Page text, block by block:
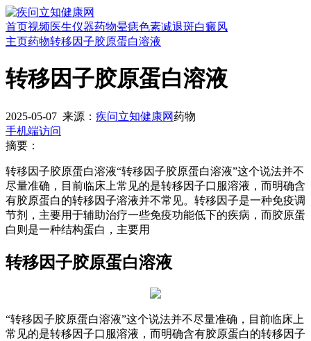
首页视频医生仪器药物晕痣色素减退斑白癜风
主页药物转移因子胶原蛋白溶液
转移因子胶原蛋白溶液
2025-05-07 来源： 疾问立知健康网药物
手机端访问
摘要：
转移因子胶原蛋白溶液“转移因子胶原蛋白溶液”这个说法并不
尽量准确，目前临床上常见的是转移因子口服溶液，而明确含
有胶原蛋白的转移因子溶液并不常见。转移因子是一种免疫调
节剂，主要用于辅助治疗一些免疫功能低下的疾病，而胶原蛋
白则是一种结构蛋白，主要用
转移因子胶原蛋白溶液
“转移因子胶原蛋白溶液”这个说法并不尽量准确，目前临床上
常见的是转移因子口服溶液，而明确含有胶原蛋白的转移因子